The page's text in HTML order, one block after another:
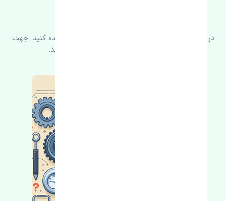
در زیر می‌توانید سوالات بیشتر پرسیده شده را مشاهده کنید. جهت
کسب اطلاعات بیشتر با ما در ارتباط باشید.